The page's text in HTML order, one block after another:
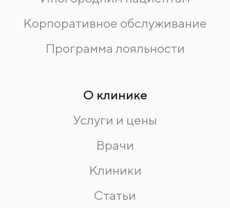
Корпоративное обслуживание
Программа лояльности
О клинике
Услуги и цены
Врачи
Клиники
Статьи